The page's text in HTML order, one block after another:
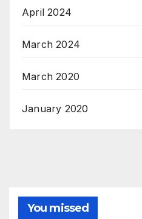
April 2024
March 2024
March 2020
January 2020
You missed